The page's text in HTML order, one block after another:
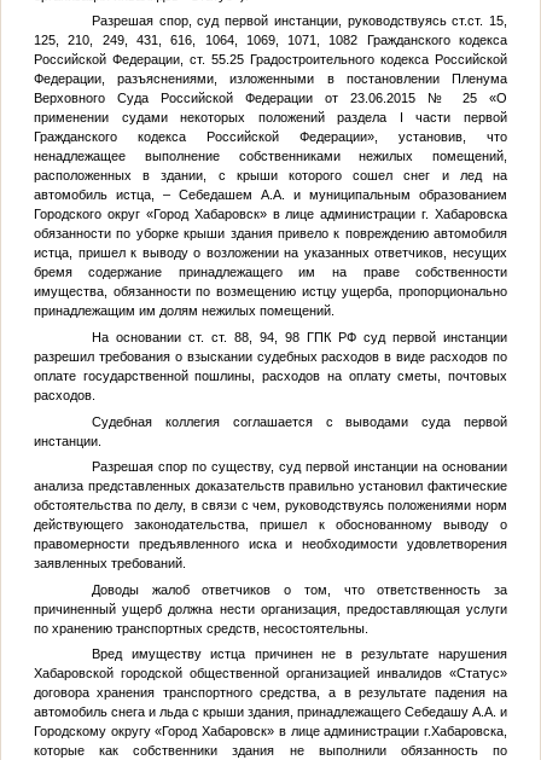
Разрешая спор, суд первой инстанции, руководствуясь ст.ст. 15,
125, 210, 249, 431, 616, 1064, 1069, 1071, 1082 Гражданского кодекса
Российской Федерации, ст. 55.25 Градостроительного кодекса Российской
Федерации, разъяснениями, изложенными в постановлении Пленума
Верховного Суда Российской Федерации от 23.06.2015 № 25 «О
применении судами некоторых положений раздела I части первой
Гражданского кодекса Российской Федерации», установив, что
ненадлежащее выполнение собственниками нежилых помещений,
расположенных в здании, с крыши которого сошел снег и лед на
автомобиль истца, – Себедашем А.А. и муниципальным образованием
Городского округ «Город Хабаровск» в лице администрации г. Хабаровска
обязанности по уборке крыши здания привело к повреждению автомобиля
истца, пришел к выводу о возложении на указанных ответчиков, несущих
бремя содержание принадлежащего им на праве собственности
имущества, обязанности по возмещению истцу ущерба, пропорционально
принадлежащим им долям нежилых помещений.
На основании ст. ст. 88, 94, 98 ГПК РФ суд первой инстанции
разрешил требования о взыскании судебных расходов в виде расходов по
оплате государственной пошлины, расходов на оплату сметы, почтовых
расходов.
Судебная коллегия соглашается с выводами суда первой
инстанции.
Разрешая спор по существу, суд первой инстанции на основании
анализа представленных доказательств правильно установил фактические
обстоятельства по делу, в связи с чем, руководствуясь положениями норм
действующего законодательства, пришел к обоснованному выводу о
правомерности предъявленного иска и необходимости удовлетворения
заявленных требований.
Доводы жалоб ответчиков о том, что ответственность за
причиненный ущерб должна нести организация, предоставляющая услуги
по хранению транспортных средств, несостоятельны.
Вред имуществу истца причинен не в результате нарушения
Хабаровской городской общественной организацией инвалидов «Статус»
договора хранения транспортного средства, а в результате падения на
автомобиль снега и льда с крыши здания, принадлежащего Себедашу А.А. и
Городскому округу «Город Хабаровск» в лице администрации г.Хабаровска,
которые как собственники здания не выполнили обязанность по